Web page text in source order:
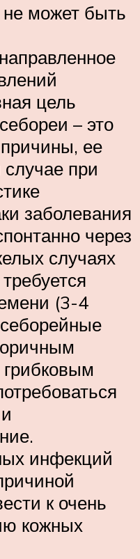
может быть
цель
– это
ее
при
заболевания
через
случаях
(3-4
инфекций
к очень
кожных